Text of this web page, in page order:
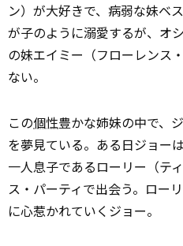
ン）が大好きで、病弱な妹ベ
が子のように溺愛するが、オ
の妹エイミー（フローレンス
ない。
この個性豊かな姉妹の中で、
を夢見ている。ある日ジョー
一人息子であるローリー（テ
ス・パーティで出会う。ロー
に心惹かれていくジョー。